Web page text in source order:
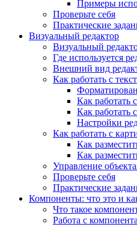
Примеры
Проверьте себя
Практические
Визуальный редактор
Визуальный
Где используется
Внешний вид
Как работать с
Как работать
Как работать
Настройки
Как работать с
Как
Как
Управление
Проверьте себя
Практические
Компоненты: что это и
Что такое
Работа с